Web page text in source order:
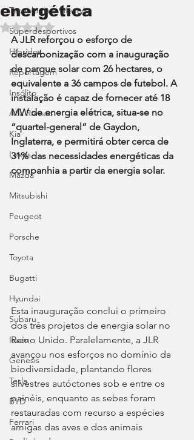
Tecnologia e Lifestyle
Superdesportivos
Híbridos
Reportagem
Insólito
Alfa Romeo
Kia
Lexus
Mazda
Mitsubishi
Peugeot
Porsche
Toyota
Bugatti
Hyundai
Subaru
Isuzu
Genesis
Tesla
BYD
Ferrari
energética
Avaliado com NaN de 5 estrelas.
A JLR reforçou o esforço de
descarbonização com a inauguração
de parque solar com 26 hectares, o
equivalente a 36 campos de futebol. A
instalação é capaz de fornecer até 18
MW de energia elétrica, situa-se no
“quartel-general” de Gaydon,
Inglaterra, e permitirá obter cerca de
31% das necessidades energéticas da
companhia a partir da energia solar.
Esta inauguração conclui o primeiro
dos três projetos de energia solar no
Reino Unido. Paralelamente, a JLR
avançou nos esforços no domínio da
biodiversidade, plantando flores
silvestres autóctones sob e entre os
painéis, enquanto as sebes foram
restauradas com recurso a espécies
amigas das aves e dos animais